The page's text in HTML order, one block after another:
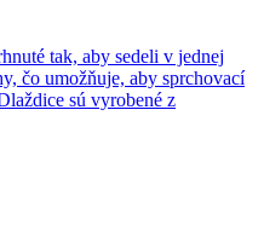
tak, aby sedeli v jednej
čo umožňuje, aby sprchovací
sú vyrobené z